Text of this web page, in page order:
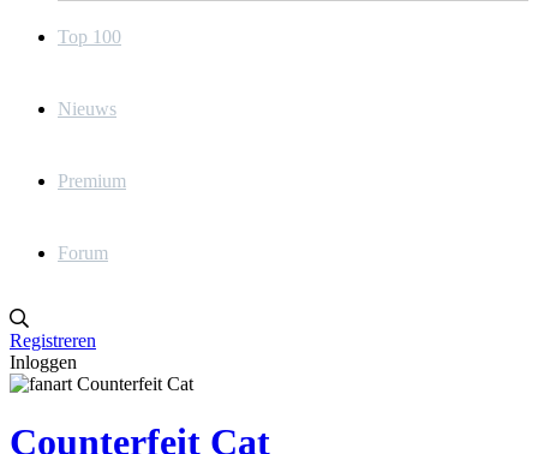
Top 100
Nieuws
Premium
Forum
Registreren
Inloggen
Counterfeit Cat